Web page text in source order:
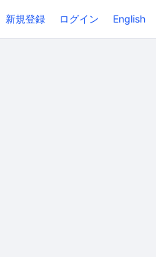
新規登録 ログイン English